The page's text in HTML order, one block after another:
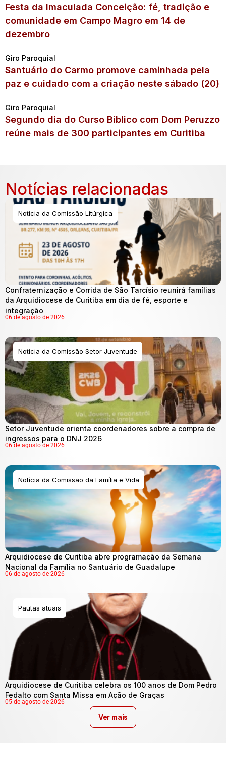
Festa da Imaculada Conceição: fé, tradição e
comunidade em Campo Magro em 14 de
dezembro
Giro Paroquial
Santuário do Carmo promove caminhada pela
paz e cuidado com a criação neste sábado (20)
Giro Paroquial
Segundo dia do Curso Bíblico com Dom Peruzzo
reúne mais de 300 participantes em Curitiba
Notícias relacionadas
Notícia da Comissão Litúrgica
Confraternização e Corrida de São Tarcísio reunirá famílias
da Arquidiocese de Curitiba em dia de fé, esporte e
integração
06 de agosto de 2026
Notícia da Comissão Setor Juventude
Setor Juventude orienta coordenadores sobre a compra de
ingressos para o DNJ 2026
06 de agosto de 2026
Notícia da Comissão da Família e Vida
Arquidiocese de Curitiba abre programação da Semana
Nacional da Família no Santuário de Guadalupe
06 de agosto de 2026
Pautas atuais
Arquidiocese de Curitiba celebra os 100 anos de Dom Pedro
Fedalto com Santa Missa em Ação de Graças
05 de agosto de 2026
Ver mais